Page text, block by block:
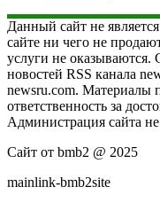
Данный сайт не
сайте ни чего не
услуги не оказываются.
новостей RSS канала
newsru.com. Материалы
ответственность за
Администрация сайта не
Сайт от bmb2 @ 2025
mainlink-bmb2site